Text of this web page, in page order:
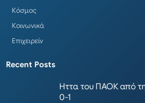
Κόσμος
Κοινωνικά
Επιχειρείν
Recent Posts
Ηττα του ΠΑΟΚ από
0-1